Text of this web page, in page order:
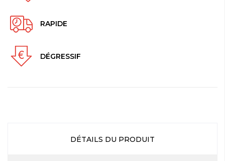
RAPIDE
DÉGRESSIF
DÉTAILS DU PRODUIT